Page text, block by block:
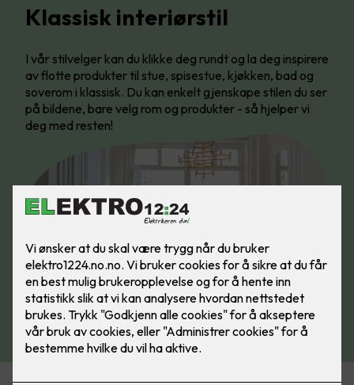
Klassisk interiørstil
I vår stilvelger kan du klikke deg rundt og la deg inspirere
av flotte produkter til stue, spisestue, kjøkken, bad og
soverom i klassisk. Du kan enkelt gjenskape stilen du ser
på bildene, bare velg rom og produkter - så hjelper vi
deg med resten!